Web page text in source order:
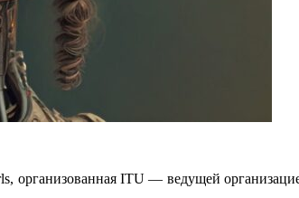
организованная ITU — ведущей